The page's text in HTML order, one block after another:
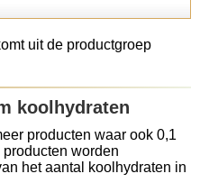
uit de productgroep
koolhydraten
producten waar ook 0,1
worden
het aantal koolhydraten in